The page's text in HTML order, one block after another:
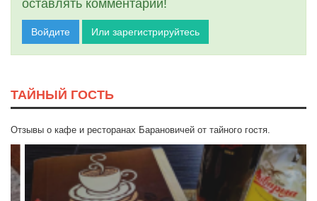
оставлять комментарии!
Войдите Или зарегистрируйтесь
ТАЙНЫЙ ГОСТЬ
Отзывы о кафе и ресторанах Барановичей от тайного гостя.